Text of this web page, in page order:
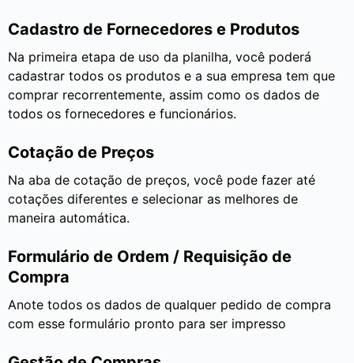
Cadastro de Fornecedores e Produtos
Na primeira etapa de uso da planilha, você poderá
cadastrar todos os produtos e a sua empresa tem que
comprar recorrentemente, assim como os dados de
todos os fornecedores e funcionários.
Cotação de Preços
Na aba de cotação de preços, você pode fazer até
cotações diferentes e selecionar as melhores de
maneira automática.
Formulário de Ordem / Requisição de
Compra
Anote todos os dados de qualquer pedido de compra
com esse formulário pronto para ser impresso